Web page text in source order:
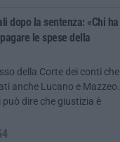
dopo la sentenza: «Chi ha
le spese della
della Corte dei conti che
anche Lucano e Mazzeo.
dire che giustizia è